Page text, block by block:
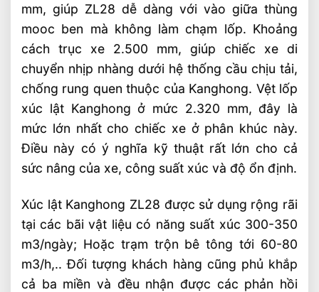
mm, giúp ZL28 dễ dàng với vào giữa thùng
mooc ben mà không làm chạm lốp. Khoảng
cách trục xe 2.500 mm, giúp chiếc xe di
chuyển nhịp nhàng dưới hệ thống cầu chịu tải,
chống rung quen thuộc của Kanghong. Vệt lốp
xúc lật Kanghong ở mức 2.320 mm, đây là
mức lớn nhất cho chiếc xe ở phân khúc này.
Điều này có ý nghĩa kỹ thuật rất lớn cho cả
sức nâng của xe, công suất xúc và độ ổn định.
Xúc lật Kanghong ZL28 được sử dụng rộng rãi
tại các bãi vật liệu có năng suất xúc 300-350
m3/ngày; Hoặc trạm trộn bê tông tới 60-80
m3/h,.. Đối tượng khách hàng cũng phủ khắp
cả ba miền và đều nhận được các phản hồi